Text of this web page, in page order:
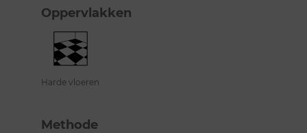
Oppervlakken
Harde vloeren
Methode